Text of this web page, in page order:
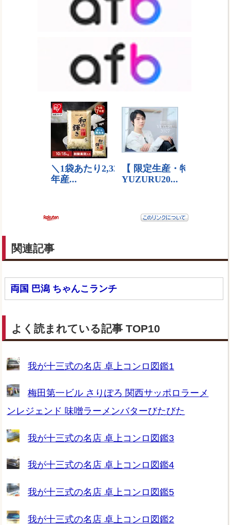
関連記事
両国 巴潟 ちゃんこランチ
よく読まれている記事 TOP10
我が十三式の名店 卓上コンロ図鑑1
梅田第一ビル さりぽろ 関西サッポロラーメ
ンレジェンド 味噌ラーメンバターびたびた
我が十三式の名店 卓上コンロ図鑑3
我が十三式の名店 卓上コンロ図鑑4
我が十三式の名店 卓上コンロ図鑑5
我が十三式の名店 卓上コンロ図鑑2